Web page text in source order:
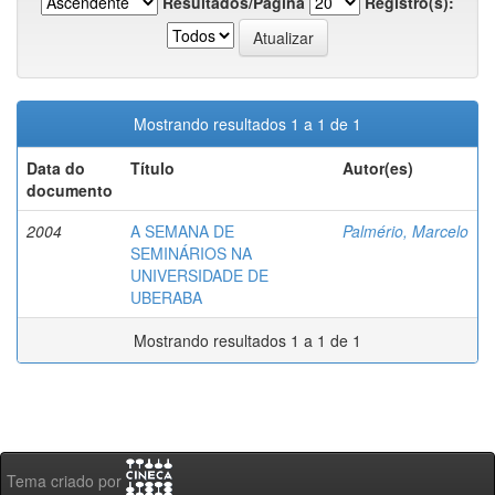
Mostrando resultados 1 a 1 de 1
Data do
documento
Título Autor(es)
2004
A SEMANA DE
SEMINÁRIOS NA
UNIVERSIDADE DE
UBERABA
Palmério, Marcelo
Mostrando resultados 1 a 1 de 1
Tema criado por